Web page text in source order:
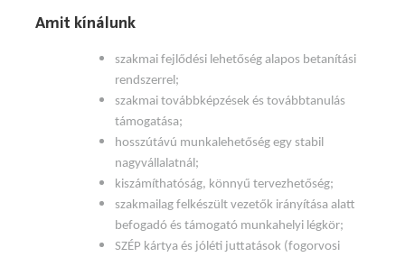
Amit kínálunk
szakmai fejlődési lehetőség alapos betanítási
rendszerrel;
szakmai továbbképzések és továbbtanulás
támogatása;
hosszútávú munkalehetőség egy stabil
nagyvállalatnál;
kiszámíthatóság, könnyű tervezhetőség;
szakmailag felkészült vezetők irányítása alatt
befogadó és támogató munkahelyi légkör;
SZÉP kártya és jóléti juttatások (fogorvosi